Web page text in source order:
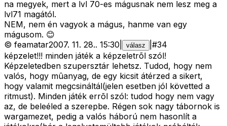
na megyek, mert a lvl 70-es mágusnak nem lesz meg a
lvl71 magától.
NEM, nem én vagyok a mágus, hanme van egy
mágusom. 😊
© feamatar2007. 11. 28.. 15:30 válasz #34
képzelet!!! minden játék a képzeletrõl szól!
Képzeletedben szupersztár lehetsz. Tudod, hogy nem
valós, hogy mûanyag, de egy kicsit átérzed a sikert,
hogy valamit megcsináltál(jelen esetben jól követted a
ritmust). Minden játék errõl szól: tudod hogy nem vagy
az, de beleéled a szerepbe. Régen sok nagy tábornok is
wargamezet, pedig a valós háború nem hasonlít a